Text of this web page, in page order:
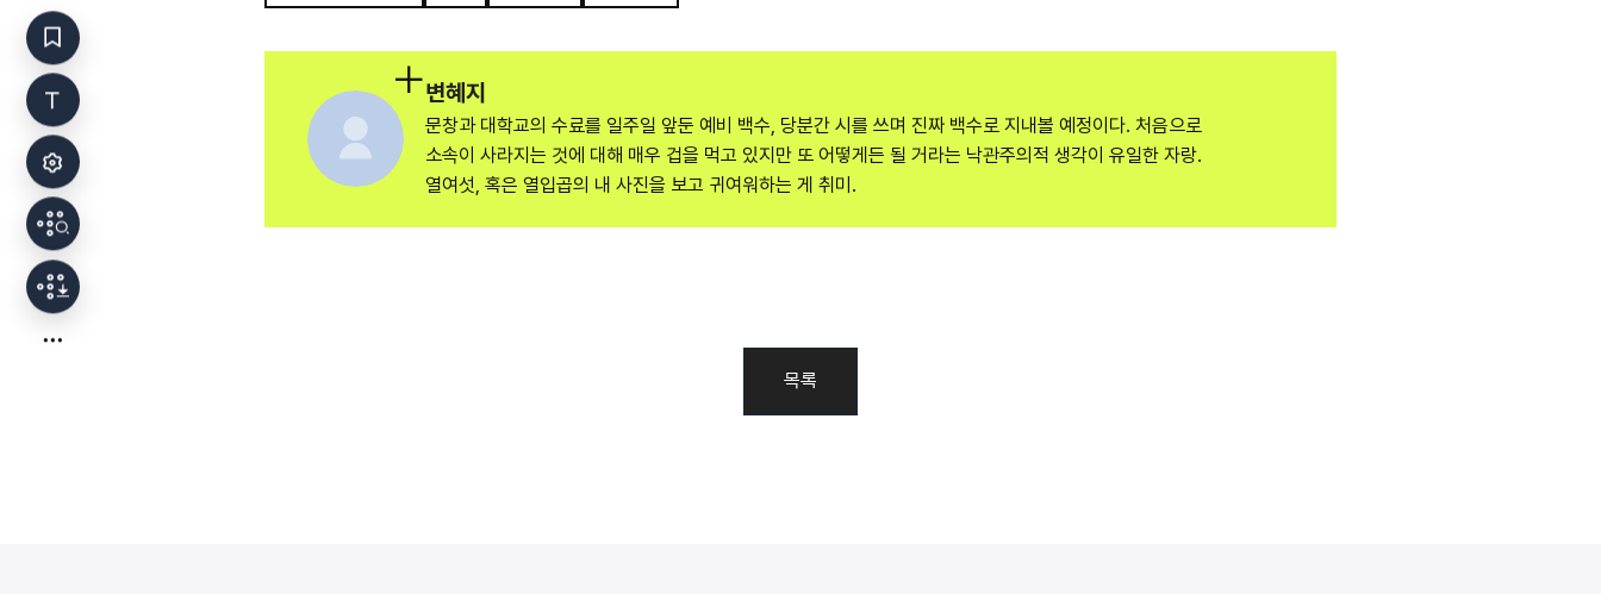
변혜지
문창과 대학교의 수료를 일주일 앞둔 예비 백수, 당분간 시를 쓰며 진짜 백수로 지내볼 예정이다. 처음으로
소속이 사라지는 것에 대해 매우 겁을 먹고 있지만 또 어떻게든 될 거라는 낙관주의적 생각이 유일한 자랑.
열여섯, 혹은 열입곱의 내 사진을 보고 귀여워하는 게 취미.
목록